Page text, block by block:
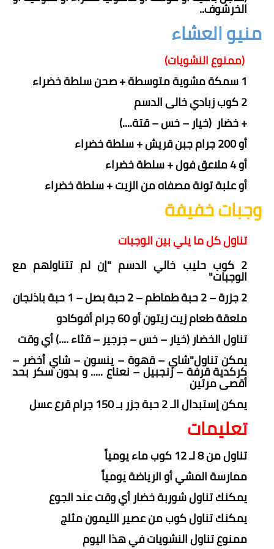
الخرشوف..
منيو العشاء
(ممنوع النشويات)
1 سمكة مشوية متوسطة + صحن سلطة خضراء
2 كوب زبادي خالى الدسم
+ خضار (خيار – خس – قتة....)
أو 200 جرام جبن قريش + سلطة خضراء
أو 4 ملاعق فول + سلطة خضراء
أو علبة تونة مصفاه من الزيت + سلطة خضراء
وجبات خفيفة
تناول كل ما يلي بين الوجبات
2 كوب حليب خالي الدسم "إن لم تتناولهم مع
الوجبات"
2 جزرة – 2 حبة طماطم – 2 حبة بصل – 1 حبة باذنجان
ملعقة طعام زيت زيتون أو 60 جرام أفوكادو
تناول الخضار (خيار – خس – جرجير – قثاء ....) أي وقت
يمكن تناول"شاي – قهوة – ينسون – شاي أخضر –
كركدية قرفة – زنجبيل – نعناع ..... و بدون سكر بحد
أقصى مرتين
يمكن إستبدال الـ 2 حبة جزر بـ 150 جرام قرع عسل
تعليمات
تناول من 8 لـ 12 كوب ماء يومياً
ممارسة المشي أو الرياضة يومياً
يمكنك تناول شوربة خضار أي وقت عند الجوع
يمكنك تناول كوب من عصير الليمون مثلج
ممنوع تناول النشويات في هذا اليوم